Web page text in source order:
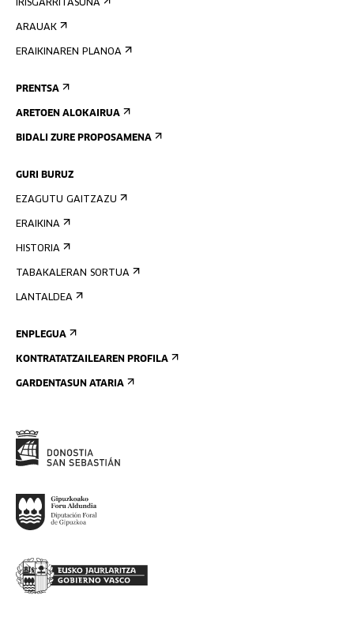
IRISGARRITASUNA
ARAUAK
ERAIKINAREN PLANOA
PRENTSA
ARETOEN ALOKAIRUA
BIDALI ZURE PROPOSAMENA
GURI BURUZ
EZAGUTU GAITZAZU
ERAIKINA
HISTORIA
TABAKALERAN SORTUA
LANTALDEA
ENPLEGUA
KONTRATATZAILEAREN PROFILA
GARDENTASUN ATARIA